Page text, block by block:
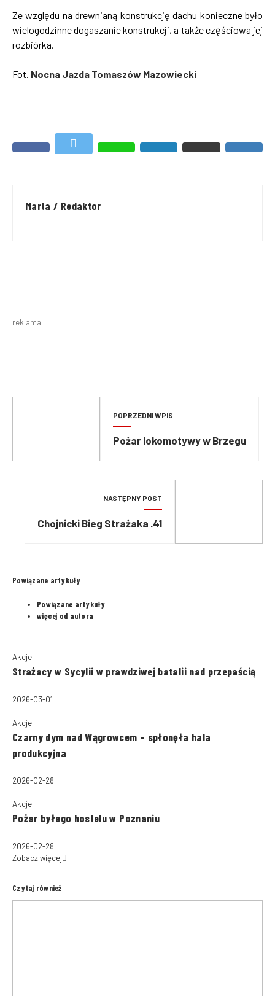
Ze względu na drewnianą konstrukcję dachu konieczne było
wielogodzinne dogaszanie konstrukcji, a także częściowa jej
rozbiórka.
Fot. Nocna Jazda Tomaszów Mazowiecki
Marta / Redaktor
reklama
POPRZEDNI WPIS
Pożar lokomotywy w Brzegu
NASTĘPNY POST
41. Chojnicki Bieg Strażaka
Powiązane artykuły
Powiązane artykuły
więcej od autora
Akcje
Strażacy w Sycylii w prawdziwej batalii nad przepaścią
2026-03-01
Akcje
Czarny dym nad Wągrowcem – spłonęła hala
produkcyjna
2026-02-28
Akcje
Pożar byłego hostelu w Poznaniu
2026-02-28
Zobacz więcej
Czytaj również